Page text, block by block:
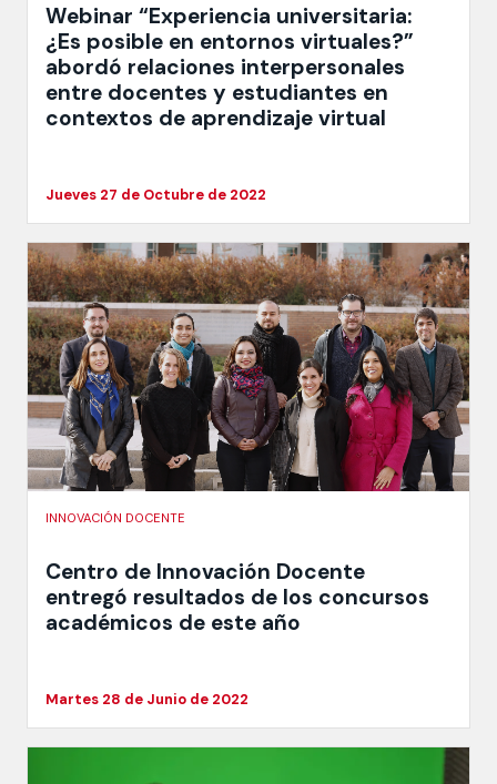
Webinar “Experiencia universitaria:
¿Es posible en entornos virtuales?”
abordó relaciones interpersonales
entre docentes y estudiantes en
contextos de aprendizaje virtual
Jueves 27 de Octubre de 2022
INNOVACIÓN DOCENTE
Centro de Innovación Docente
entregó resultados de los concursos
académicos de este año
Martes 28 de Junio de 2022